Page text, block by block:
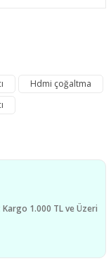
formunu
Hdmi çoğaltma
1.000 TL ve Üzeri